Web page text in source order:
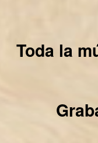
Toda la